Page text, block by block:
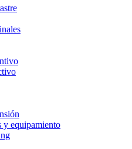
y equipamiento